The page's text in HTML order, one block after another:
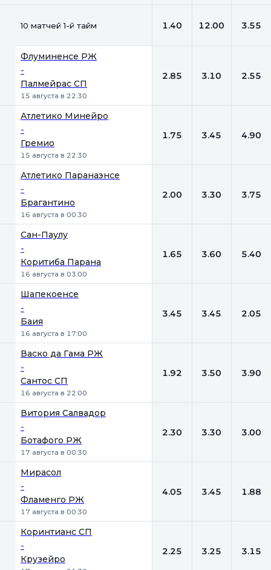
10 матчей 1-й тайм 1.40 12.00 3.55
Флуминенсе РЖ
-
Палмейрас СП
15 августа в 22:30
2.85 3.10 2.55
Атлетико Минейро
-
Гремио
15 августа в 22:30
1.75 3.45 4.90
Атлетико Паранаэнсе
-
Брагантино
16 августа в 00:30
2.00 3.30 3.75
Сан-Паулу
-
Коритиба Парана
16 августа в 03:00
1.65 3.60 5.40
Шапекоенсе
-
Баия
16 августа в 17:00
3.45 3.45 2.05
Васко да Гама РЖ
-
Сантос СП
16 августа в 22:00
1.92 3.50 3.90
Витория Салвадор
-
Ботафого РЖ
17 августа в 00:30
2.30 3.30 3.00
Мирасол
-
Фламенго РЖ
17 августа в 00:30
4.05 3.45 1.88
Коринтианс СП
-
Крузейро
2.25 3.25 3.15